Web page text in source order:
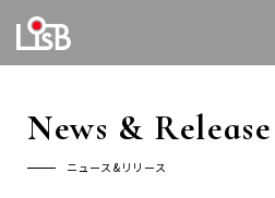
News & Release
ニュース&リリース